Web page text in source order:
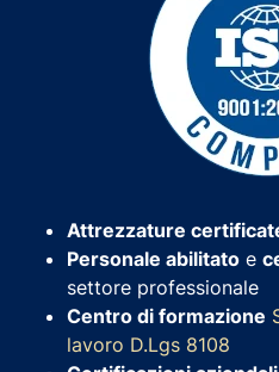
Attrezzature
Personale abilitato e
settore professionale
Centro di formazione
lavoro D.Lgs 8108